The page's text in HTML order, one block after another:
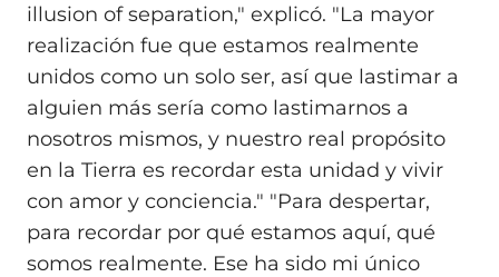
illusion of separation," explicó. "La mayor
realización fue que estamos realmente
unidos como un solo ser, así que lastimar a
alguien más sería como lastimarnos a
nosotros mismos, y nuestro real propósito
en la Tierra es recordar esta unidad y vivir
con amor y conciencia." "Para despertar,
para recordar por qué estamos aquí, qué
somos realmente. Ese ha sido mi único